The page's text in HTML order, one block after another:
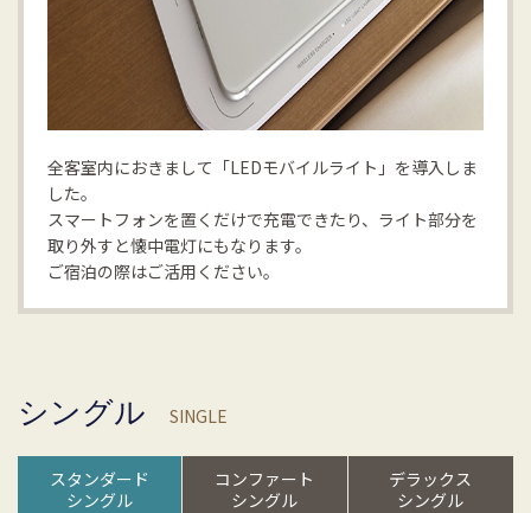
全客室内におきまして「LEDモバイルライト」を導入しま
した。
スマートフォンを置くだけで充電できたり、ライト部分を
取り外すと懐中電灯にもなります。
ご宿泊の際はご活用ください。
シングル SINGLE
スタンダード
シングル
コンファート
シングル
デラックス
シングル